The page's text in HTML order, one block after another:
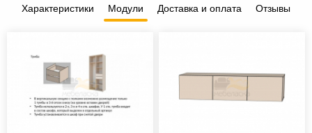
Характеристики Модули Доставка и оплата Отзывы